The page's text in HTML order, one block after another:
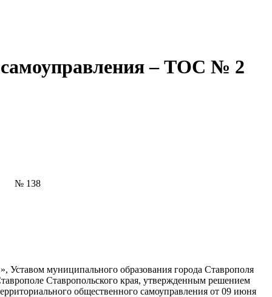
самоуправления – ТОС № 2
138
муниципального образования города Ставрополя
Ставропольского края, утвержденным решением
общественного самоуправления от 09 июня